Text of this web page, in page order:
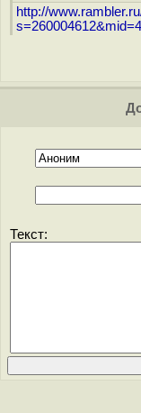
http://
Текст: